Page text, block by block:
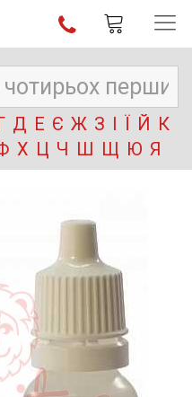
Д Е Є Ж З І Ї Й К
Х Ц Ч Ш Щ Ю Я